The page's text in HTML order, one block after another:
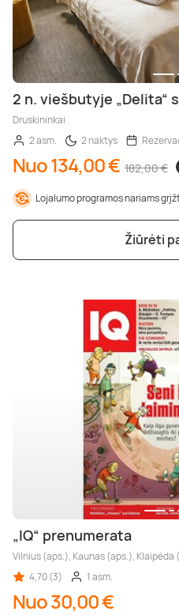
2 n. viešbutyje „Delita“
Druskininkai
2 asm.
2 naktys
Nuo 134,00 € 182,00 €
Lojalumo programos nariams
Žiūrėti
„IQ“ prenumerata
Vilnius (aps.), Kaunas (aps.),
4,70 (3)
1 asm.
Nuo 30,00 €